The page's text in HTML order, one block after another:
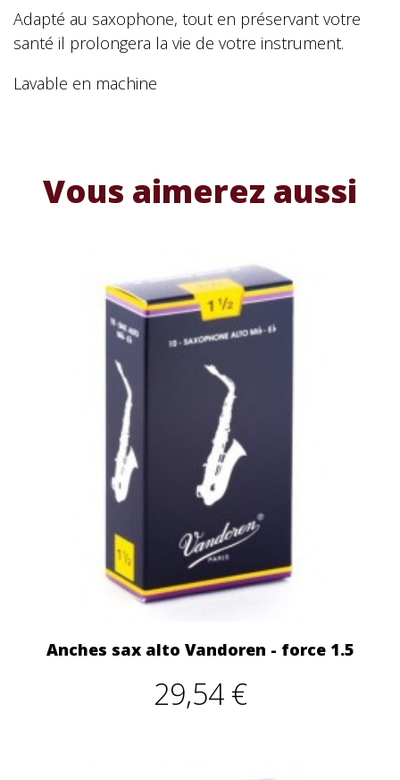
Adapté au saxophone, tout en préservant votre
santé il prolongera la vie de votre instrument.
Lavable en machine
Vous aimerez aussi
Anches sax alto Vandoren - force 1.5
29,54 €